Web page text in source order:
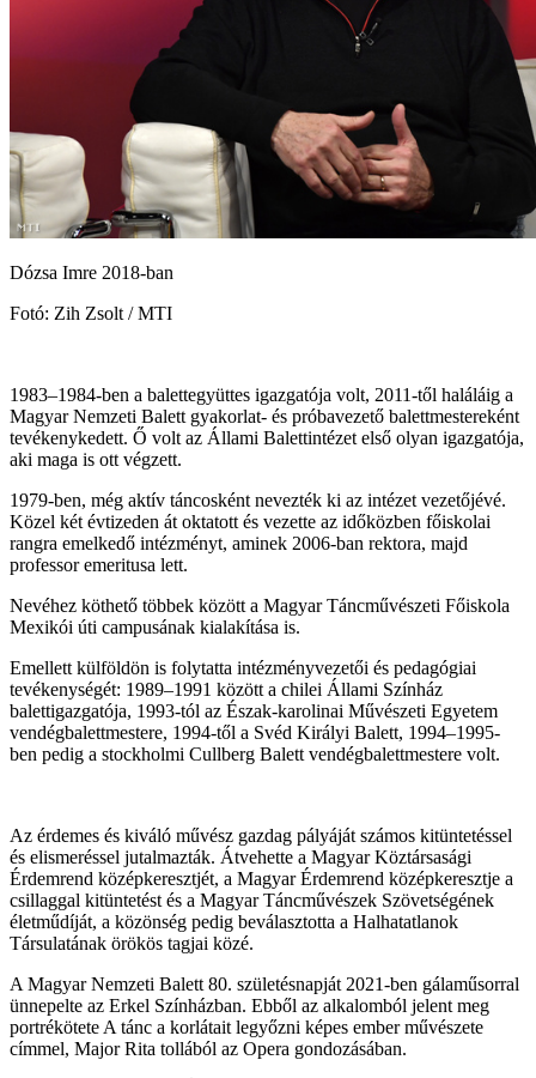
Dózsa Imre 2018-ban
Fotó: Zih Zsolt / MTI
1983–1984-ben a balettegyüttes igazgatója volt, 2011-től haláláig a
Magyar Nemzeti Balett gyakorlat- és próbavezető balettmestereként
tevékenykedett. Ő volt az Állami Balettintézet első olyan igazgatója,
aki maga is ott végzett.
1979-ben, még aktív táncosként nevezték ki az intézet vezetőjévé.
Közel két évtizeden át oktatott és vezette az időközben főiskolai
rangra emelkedő intézményt, aminek 2006-ban rektora, majd
professor emeritusa lett.
Nevéhez köthető többek között a Magyar Táncművészeti Főiskola
Mexikói úti campusának kialakítása is.
Emellett külföldön is folytatta intézményvezetői és pedagógiai
tevékenységét: 1989–1991 között a chilei Állami Színház
balettigazgatója, 1993-tól az Észak-karolinai Művészeti Egyetem
vendégbalettmestere, 1994-től a Svéd Királyi Balett, 1994–1995-
ben pedig a stockholmi Cullberg Balett vendégbalettmestere volt.
Az érdemes és kiváló művész gazdag pályáját számos kitüntetéssel
és elismeréssel jutalmazták. Átvehette a Magyar Köztársasági
Érdemrend középkeresztjét, a Magyar Érdemrend középkeresztje a
csillaggal kitüntetést és a Magyar Táncművészek Szövetségének
életműdíját, a közönség pedig beválasztotta a Halhatatlanok
Társulatának örökös tagjai közé.
A Magyar Nemzeti Balett 80. születésnapját 2021-ben gálaműsorral
ünnepelte az Erkel Színházban. Ebből az alkalomból jelent meg
portrékötete A tánc a korlátait legyőzni képes ember művészete
címmel, Major Rita tollából az Opera gondozásában.